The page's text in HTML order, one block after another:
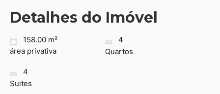
Detalhes do Imóvel
158.00 m²
área privativa
4
Quartos
4
Suites